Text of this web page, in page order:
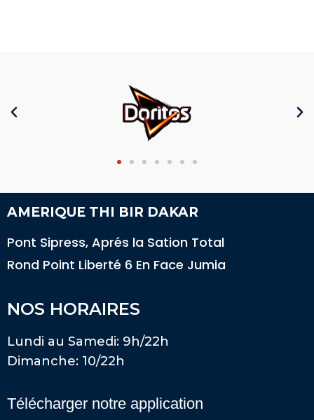
AMERIQUE THI BIR DAKAR
Pont Sipress, Aprés la Sation Total
Rond Point Liberté 6 En Face Jumia
NOS HORAIRES
Lundi au Samedi: 9h/22h
Dimanche: 10/22h
Télécharger notre application